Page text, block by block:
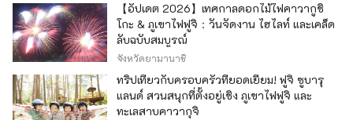
【อัปเดต 2026】เทศกาลดอกไม้ไฟคาวากูชิ
โกะ & ภูเขาไฟฟูจิ：วันจัดงาน ไฮไลท์ และเคล็ด
ลับฉบับสมบูรณ์
จังหวัดยามานาชิ
ทริปเที่ยวกับครอบครัวที่ยอดเยี่ยม! ฟูจิ ซูบารุ
แลนด์ สวนสนุกที่ตั้งอยู่เชิง ภูเขาไฟฟูจิ และ
ทะเลสาบคาวากุจิ